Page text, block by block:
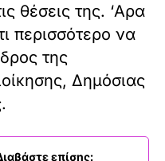
θέσεις της. ‘Αρα
περισσότερο να
της
Δημόσιας
επίσης: